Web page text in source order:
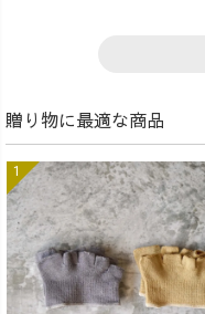
贈り物に最適な商品